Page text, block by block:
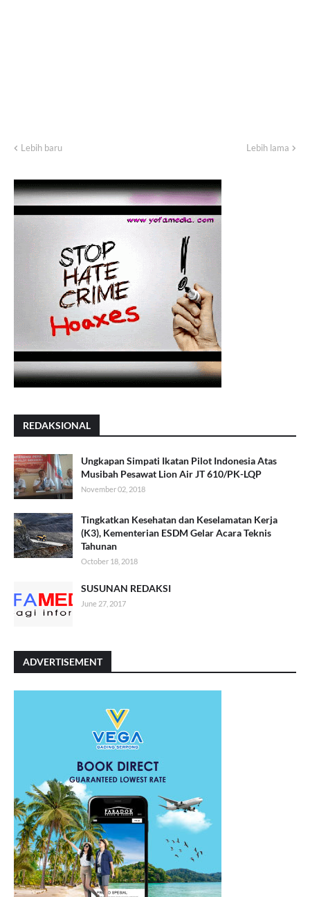
Lebih baru Lebih lama
REDAKSIONAL
Ungkapan Simpati Ikatan Pilot Indonesia Atas
Musibah Pesawat Lion Air JT 610/PK-LQP
November 02, 2018
Tingkatkan Kesehatan dan Keselamatan Kerja
(K3), Kementerian ESDM Gelar Acara Teknis
Tahunan
October 18, 2018
SUSUNAN REDAKSI
June 27, 2017
ADVERTISEMENT